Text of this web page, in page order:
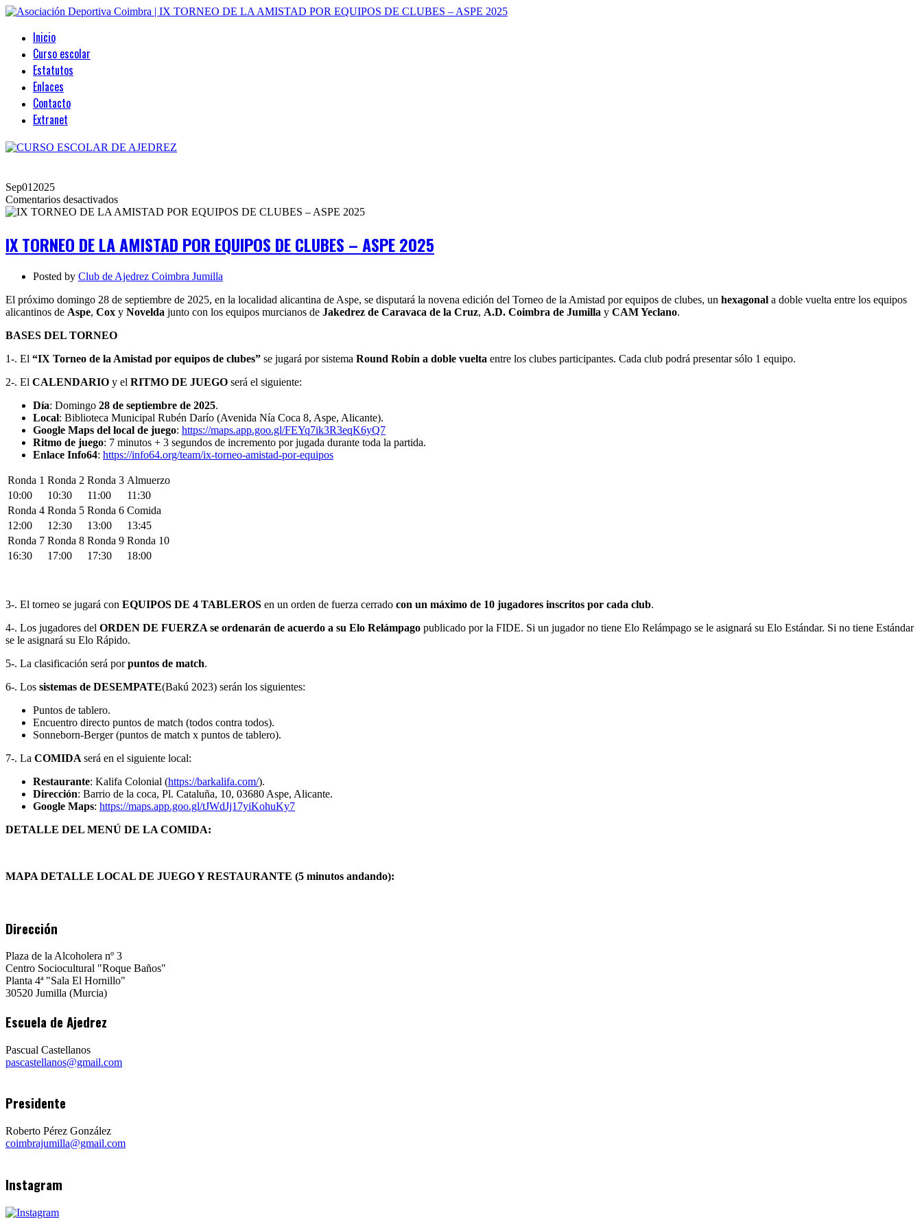
Inicio
Curso escolar
Estatutos
Enlaces
Contacto
Extranet
Sep01 2025
Comentarios desactivadosen
IX
LA
POR
EQUIPOS
DE
CLUBES
IX TORNEO DE LA AMISTAD POR EQUIPOS DE CLUBES – ASPE 2025
Posted by Club de Ajedrez Coimbra Jumilla
El próximo domingo 28 de septiembre de 2025, en la localidad alicantina de Aspe, se disputará la novena edición del Torneo de la Amistad por equipos de clubes, un hexagonal a doble vuelta entre los equipos
alicantinos de Aspe, Cox y Novelda junto con los equipos murcianos de Jakedrez de Caravaca de la Cruz, A.D. Coimbra de Jumilla y CAM Yeclano.
BASES DEL TORNEO
1-. El “IX Torneo de la Amistad por equipos de clubes” se jugará por sistema Round Robin a doble vuelta entre los clubes participantes. Cada club podrá presentar sólo 1 equipo.
2-. El CALENDARIO y el RITMO DE JUEGO será el siguiente:
Día: Domingo 28 de septiembre de 2025.
Local: Biblioteca Municipal Rubén Darío (Avenida Nía Coca 8, Aspe, Alicante).
Google Maps del local de juego: https://maps.app.goo.gl/FEYq7ik3R3eqK6yQ7
Ritmo de juego: 7 minutos + 3 segundos de incremento por jugada durante toda la partida.
Enlace Info64: https://info64.org/team/ix-torneo-amistad-por-equipos
Ronda 1 Ronda 2 Ronda 3 Almuerzo
10:00
10:30 11:00
11:30
Ronda 4 Ronda 5 Ronda 6 Comida
12:00
12:30 13:00
13:45
Ronda 7 Ronda 8 Ronda 9 Ronda 10
16:30
17:00 17:30 18:00
3-. El torneo se jugará con EQUIPOS DE 4 TABLEROS en un orden de fuerza cerrado con un máximo de 10 jugadores inscritos por cada club.
4-. Los jugadores del ORDEN DE FUERZA se ordenarán de acuerdo a su Elo Relámpago publicado por la FIDE. Si un jugador no tiene Elo Relámpago se le asignará su Elo Estándar. Si no tiene Estándar
se le asignará su Elo Rápido.
5-. La clasificación será porpuntos de match.
6-. Los sistemas de DESEMPATE(Bakú 2023) serán los siguientes:
Puntos de tablero.
Encuentro directo puntos de match (todos contra todos).
Sonneborn-Berger (puntos de match x puntos de tablero).
7-. La COMIDA será en el siguiente local:
Restaurante: Kalifa Colonial (https://barkalifa.com/).
Dirección: Barrio de la coca, Pl. Cataluña, 10, 03680 Aspe, Alicante.
Google Maps: https://maps.app.goo.gl/tJWdJj17yiKohuKy7
DETALLE DEL MENÚ DE LA COMIDA:
MAPA DETALLE LOCAL DE JUEGO Y RESTAURANTE (5 minutos andando):
Dirección
Plaza de la Alcoholera nº 3
Centro Sociocultural "Roque Baños"
Planta 4ª "Sala El Hornillo"
30520 Jumilla (Murcia)
Escuela de Ajedrez
Pascual Castellanos
pascastellanos@gmail.com
Presidente
Roberto Pérez González
coimbrajumilla@gmail.com
Instagram